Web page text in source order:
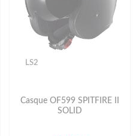
LS2
Casque OF599 SPITFIRE II
SOLID